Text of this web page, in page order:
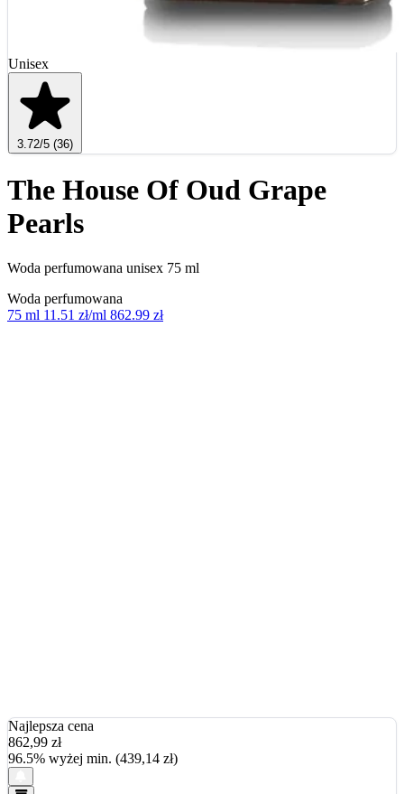
Unisex
3.72/5 (36)
The House Of Oud Grape
Pearls
Woda perfumowana unisex 75 ml
Woda perfumowana
75 ml 11.51 zł/ml 862.99 zł
Najlepsza cena
862,99 zł
96.5% wyżej min. (439,14 zł)